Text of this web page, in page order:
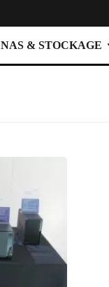
NAS & STOCKAGE